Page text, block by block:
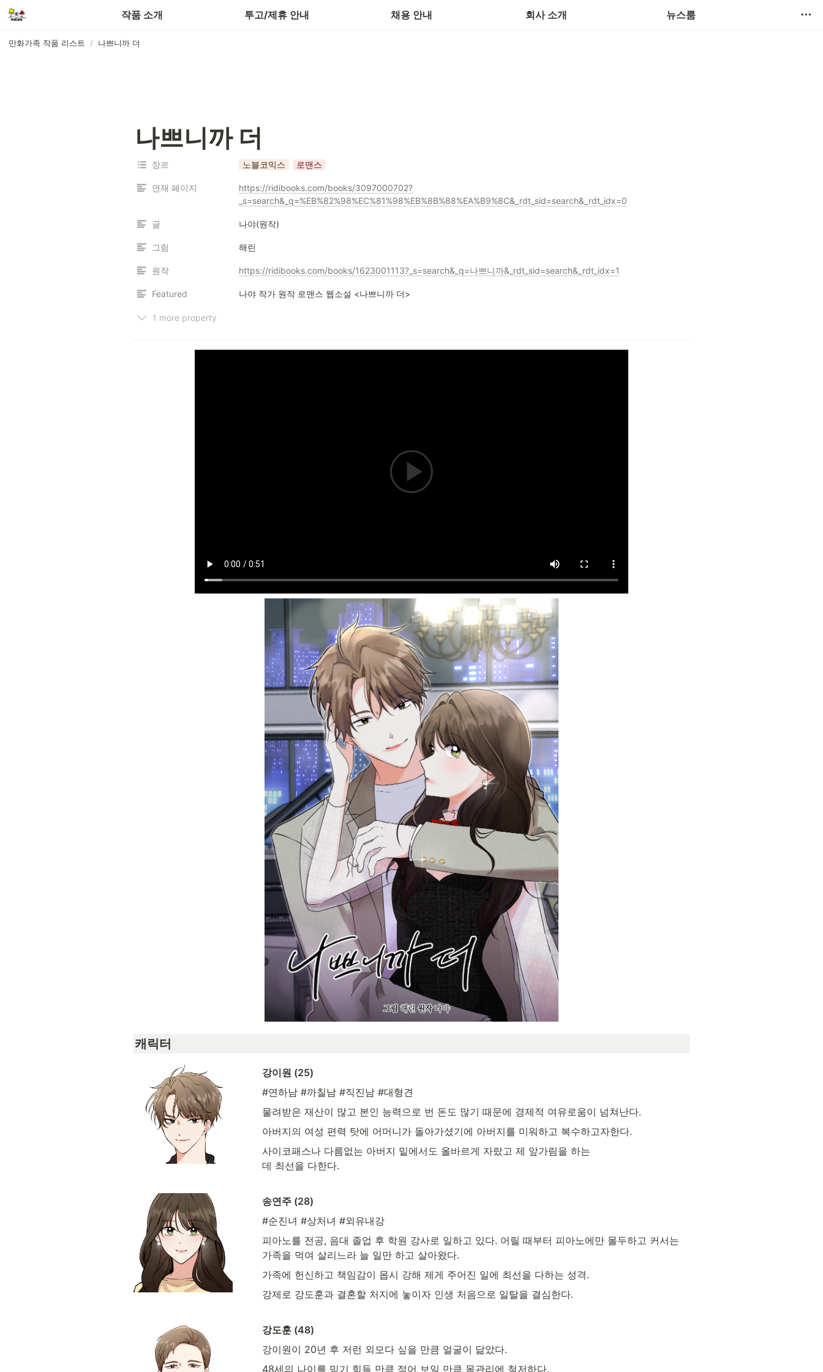
작품 소개 투고/제휴 안내 채용 안내 회사 소개 뉴스룸
만화가족 작품 리스트 / 나쁘니까 더
나쁘니까 더
장르 노블코믹스 로맨스
연재 페이지
https://ridibooks.com/books/3097000702?
_s=search&_q=%EB%82%98%EC%81%98%EB%8B%88%EA%B9%8C&_rdt_sid=search&_rdt_idx=0
글 나야(원작)
그림 해린
원작 https://ridibooks.com/books/1623001113?_s=search&_q=나쁘니까&_rdt_sid=search&_rdt_idx=1
Featured 나야 작가 원작 로맨스 웹소설 <나쁘니까 더>
1 more property
캐릭터
강이원 (25)
#연하남 #까칠남 #직진남 #대형견
물려받은 재산이 많고 본인 능력으로 번 돈도 많기 때문에 경제적 여유로움이 넘쳐난다.
아버지의 여성 편력 탓에 어머니가 돌아가셨기에 아버지를 미워하고 복수하고자한다.
사이코패스나 다름없는 아버지 밑에서도 올바르게 자랐고 제 앞가림을 하는
데 최선을 다한다.
송연주 (28)
#순진녀 #상처녀 #외유내강
피아노를 전공, 음대 졸업 후 학원 강사로 일하고 있다. 어릴 때부터 피아노에만 몰두하고 커서는
가족을 먹여 살리느라 늘 일만 하고 살아왔다.
가족에 헌신하고 책임감이 몹시 강해 제게 주어진 일에 최선을 다하는 성격.
강제로 강도훈과 결혼할 처지에 놓이자 인생 처음으로 일탈을 결심한다.
강도훈 (48)
강이원이 20년 후 저런 외모다 싶을 만큼 얼굴이 닮았다.
48세의 나이를 믿기 힘들 만큼 젊어 보일 만큼 몸관리에 철저하다.